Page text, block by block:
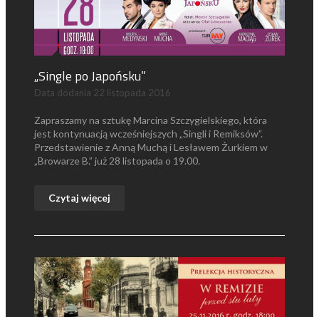
„Single po Japońsku”
Data dodania 22 listopada 2016
Zapraszamy na sztukę Marcina Szczygielskiego, która
jest kontynuacją wcześniejszych „Singli i Remiksów”.
Przedstawienie z Anną Muchą i Lesławem Żurkiem w
„Browarze B.” już 28 listopada o 19.00.
Czytaj więcej